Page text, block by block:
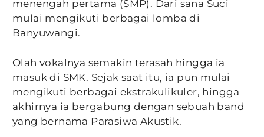
menengah pertama (SMP). Dari sana Suci
mulai mengikuti berbagai lomba di
Banyuwangi.
Olah vokalnya semakin terasah hingga ia
masuk di SMK. Sejak saat itu, ia pun mulai
mengikuti berbagai ekstrakulikuler, hingga
akhirnya ia bergabung dengan sebuah band
yang bernama Parasiwa Akustik.